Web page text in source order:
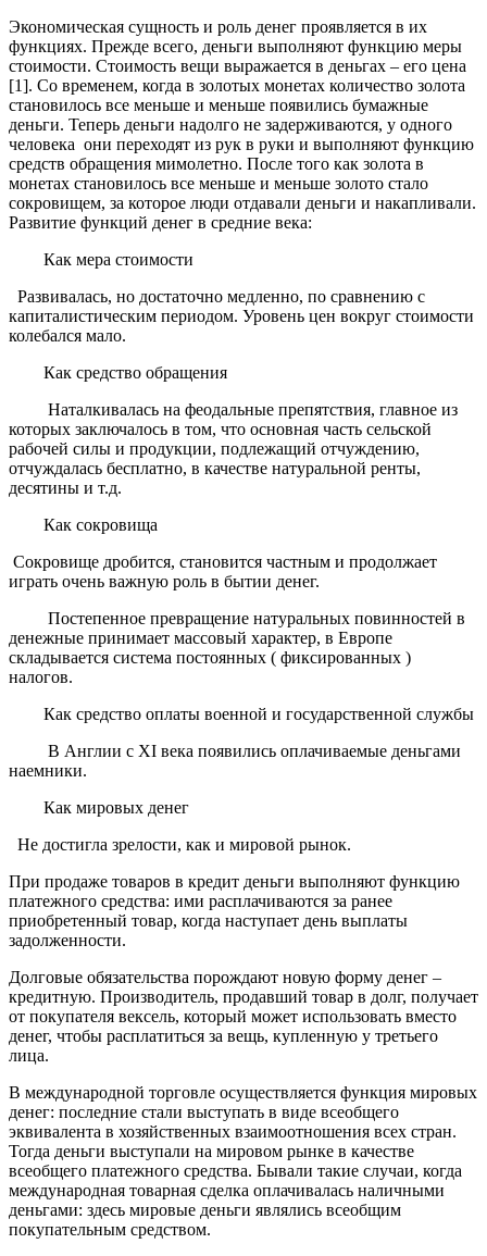
Экономическая сущность и роль денег проявляется в их
функциях. Прежде всего, деньги выполняют функцию меры
стоимости. Стоимость вещи выражается в деньгах – его цена
[1]. Со временем, когда в золотых монетах количество золота
становилось все меньше и меньше появились бумажные
деньги. Теперь деньги надолго не задерживаются, у одного
человека они переходят из рук в руки и выполняют функцию
средств обращения мимолетно. После того как золота в
монетах становилось все меньше и меньше золото стало
сокровищем, за которое люди отдавали деньги и накапливали.
Развитие функций денег в средние века:
Как мера стоимости
Развивалась, но достаточно медленно, по сравнению с
капиталистическим периодом. Уровень цен вокруг стоимости
колебался мало.
Как средство обращения
Наталкивалась на феодальные препятствия, главное из
которых заключалось в том, что основная часть сельской
рабочей силы и продукции, подлежащий отчуждению,
отчуждалась бесплатно, в качестве натуральной ренты,
десятины и т.д.
Как сокровища
Сокровище дробится, становится частным и продолжает
играть очень важную роль в бытии денег.
Постепенное превращение натуральных повинностей в
денежные принимает массовый характер, в Европе
складывается система постоянных ( фиксированных )
налогов.
Как средство оплаты военной и государственной службы
В Англии с XI века появились оплачиваемые деньгами
наемники.
Как мировых денег
Не достигла зрелости, как и мировой рынок.
При продаже товаров в кредит деньги выполняют функцию
платежного средства: ими расплачиваются за ранее
приобретенный товар, когда наступает день выплаты
задолженности.
Долговые обязательства порождают новую форму денег –
кредитную. Производитель, продавший товар в долг, получает
от покупателя вексель, который может использовать вместо
денег, чтобы расплатиться за вещь, купленную у третьего
лица.
В международной торговле осуществляется функция мировых
денег: последние стали выступать в виде всеобщего
эквивалента в хозяйственных взаимоотношения всех стран.
Тогда деньги выступали на мировом рынке в качестве
всеобщего платежного средства. Бывали такие случаи, когда
международная товарная сделка оплачивалась наличными
деньгами: здесь мировые деньги являлись всеобщим
покупательным средством.